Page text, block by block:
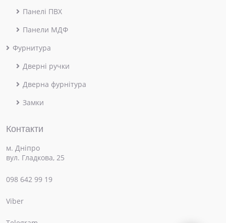
Панелі ПВХ
Панели МДФ
Фурнитура
Дверні ручки
Дверна фурнітура
Замки
Контакти
м. Дніпро
вул. Гладкова, 25
098 642 99 19
Viber